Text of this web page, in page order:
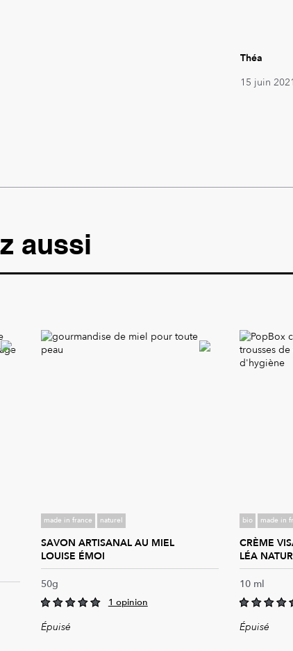
Théa
15 juin 2021
aussi
made in france naturel
SAVON ARTISANAL AU MIEL
LOUISE ÉMOI
50g
5.00
1 opinion
Épuisé
bio made in
CRÈME
LÉA
10 ml
5.00
Épuisé